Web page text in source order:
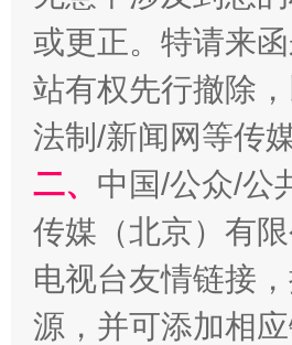
“刷贴”乱象丛生
或更正。特请来
站有权先行撤除
法制/新闻网等传
二、 中国/公众/公
传媒（北京）有
电视台友情链接
源，并可添加相应